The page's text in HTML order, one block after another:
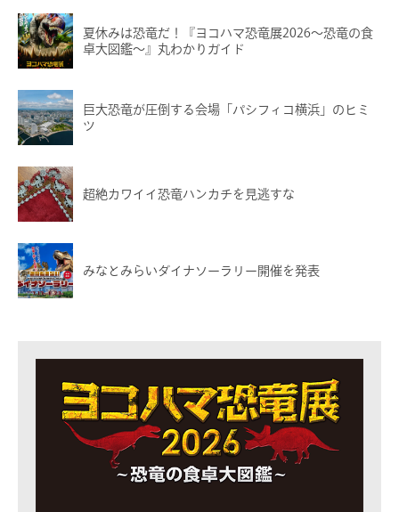
夏休みは恐竜だ！『ヨコハマ恐竜展2026〜恐竜の食
卓大図鑑〜』丸わかりガイド
巨大恐竜が圧倒する会場「パシフィコ横浜」のヒミ
ツ
超絶カワイイ恐竜ハンカチを見逃すな
みなとみらいダイナソーラリー開催を発表